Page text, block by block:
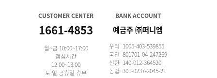
CUSTOMER CENTER
1661-4853
월~금 10:00~17:00
점심시간
12:00~13:00
토,일,공휴일 휴무
BANK ACCOUNT
예금주 ㈜퍼니엠
우리 1005-403-539855
국민 801701-04-247269
신한 140-012-364520
농협 301-0237-2045-21